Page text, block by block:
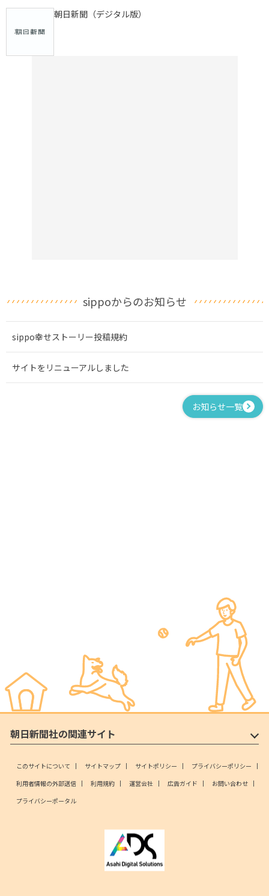
朝日新聞（デジタル版）
sippoからのお知らせ
sippo幸せストーリー投稿規約
サイトをリニューアルしました
お知らせ一覧
朝日新聞社の関連サイト
このサイトについて サイトマップ サイトポリシー
プライバシーポリシー
利用者情報の外部送信
利用規約 運営会社 広告ガイド
お問い合わせ
プライバシーポータル